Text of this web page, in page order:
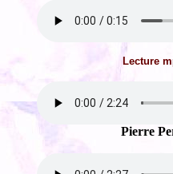
Lecture
Pierre